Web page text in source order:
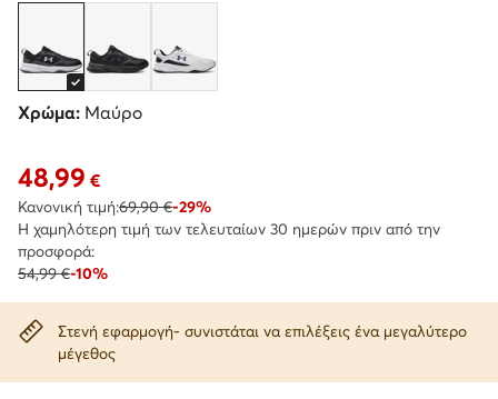
Χρώμα: Μαύρο
Τρέχουσα τιμή 48,99 €
48,99 €
Κανονική τιμή:69,90 €-29%
Η χαμηλότερη τιμή των τελευταίων 30 ημερών πριν από την
προσφορά:
54,99 €-10%
Στενή εφαρμογή- συνιστάται να επιλέξεις ένα μεγαλύτερο
μέγεθος